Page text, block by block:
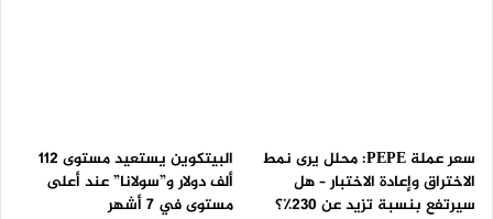
سعر عملة PEPE: محلل يرى نمط
الاختراق وإعادة الاختبار – هل
سيرتفع بنسبة تزيد عن 230٪؟
البيتكوين يستعيد مستوى 112
ألف دولار و”سولانا” عند أعلى
مستوى في 7 أشهر